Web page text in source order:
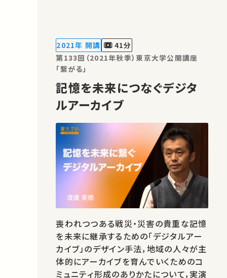
次世代の航空宇宙モビリティに必要な
「新しい流体科学」とは何かを考えたいと
思いま…
2021年 開講
41分
第133回（2021年秋季）東京大学公開講座
「繋がる」
記憶を未来につなぐデジタ
ルアーカイブ
喪われつつある戦災・災害の貴重な記憶
を未来に継承するための「デジタルアー
カイブ」のデザイン手法，地域の人々が主
体的にアーカイブを育んでいくためのコ
ミュニティ形成のありかたについて，実演